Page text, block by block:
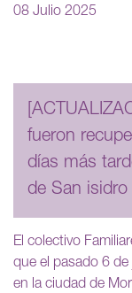
08 Julio 2025
fueron
días más
de San isidro
El colectivo
que el pasado 6
en la ciudad de